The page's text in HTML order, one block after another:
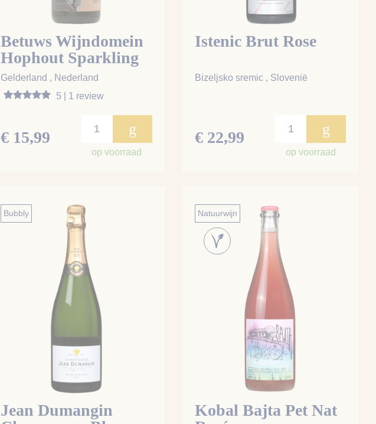
Betuws Wijndomein
Hophout Sparkling
Tea Alcoholvrij
Gelderland , Nederland
5 | 1 review
€ 15,99 g
op voorraad
Istenic Brut Rose
Bizeljsko sremic , Slovenië
€ 22,99 g
op voorraad
Bubbly
Jean Dumangin
Natuurwijn
Kobal Bajta Pet Nat